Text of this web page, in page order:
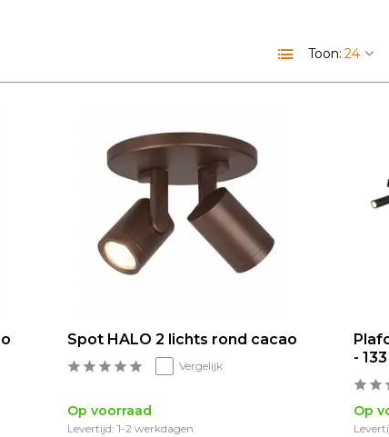
Toon:
Spot HALO 2 lichts rond cacao
Vergelijk
Op voorraad
Levertijd: 1-2 werkdagen
-
Op